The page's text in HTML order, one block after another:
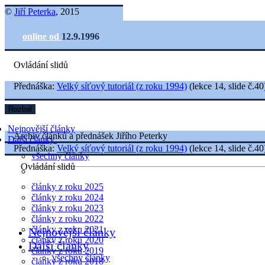
© Jiří Peterka, 2015
online od 12.9.1996
Ovládání slidů
Nejnovější články
Další články
všechny články
články z roku 2025
články z roku 2024
články z roku 2023
články z roku 2022
články z roku 2021
články z roku 2020
články z roku 2019
články z roku 2018
Přednáška: Velký síťový tutoriál (z roku 1994) (lekce 14, slide
Rozbal
Archiv článků a přednášek Jiřího Peterky
Přednáška: Velký síťový tutoriál (z roku 1994) (lekce 14, slide
Ovládání slidů
Nejnovější články
Další články
všechny články